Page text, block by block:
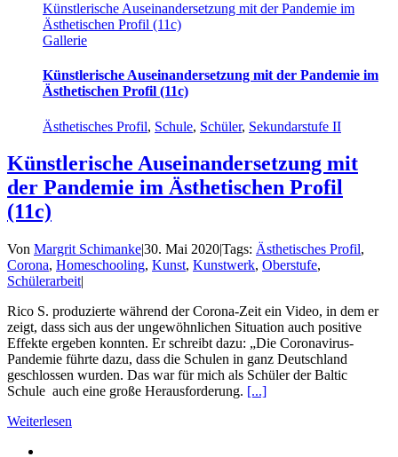
Künstlerische Auseinandersetzung mit der Pandemie im
Ästhetischen Profil (11c)
Gallerie
Künstlerische Auseinandersetzung mit der Pandemie im
Ästhetischen Profil (11c)
Ästhetisches Profil, Schule, Schüler, Sekundarstufe II
Künstlerische Auseinandersetzung mit
der Pandemie im Ästhetischen Profil
(11c)
Von Margrit Schimanke|30. Mai 2020|Tags: Ästhetisches Profil,
Corona, Homeschooling, Kunst, Kunstwerk, Oberstufe,
Schülerarbeit|
Rico S. produzierte während der Corona-Zeit ein Video, in dem er
zeigt, dass sich aus der ungewöhnlichen Situation auch positive
Effekte ergeben konnten. Er schreibt dazu: „Die Coronavirus-
Pandemie führte dazu, dass die Schulen in ganz Deutschland
geschlossen wurden. Das war für mich als Schüler der Baltic
Schule auch eine große Herausforderung. [...]
Weiterlesen